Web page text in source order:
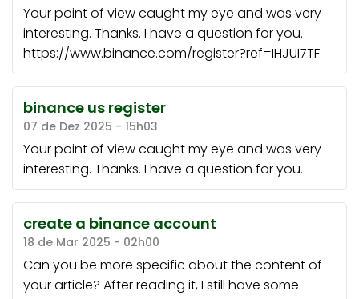
Your point of view caught my eye and was very
interesting. Thanks. I have a question for you.
https://www.binance.com/register?ref=IHJUI7TF
binance us register
07 de Dez 2025 - 15h03
Your point of view caught my eye and was very
interesting. Thanks. I have a question for you.
create a binance account
18 de Mar 2025 - 02h00
Can you be more specific about the content of
your article? After reading it, I still have some